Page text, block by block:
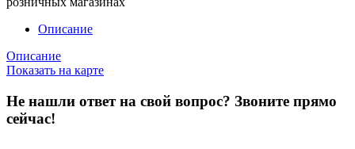
Описание
Описание
Показать на карте
Не нашли ответ на свой вопрос? Звоните прямо
сейчас!